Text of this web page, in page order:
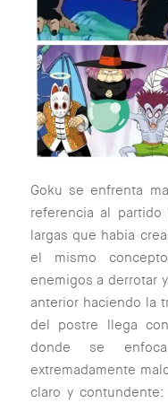
Goku se enfrenta
referencia al
largas que habia
el mismo
enemigos a derrotar
anterior haciendo la
del postre llega
donde se
extremadamente
claro y